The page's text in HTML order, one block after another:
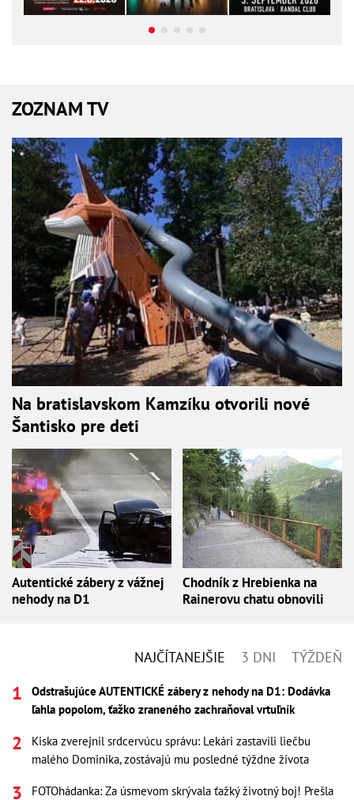
ZOZNAM TV
Na bratislavskom Kamzíku otvorili nové
Šantisko pre deti
Autentické zábery z vážnej
nehody na D1
Chodník z Hrebienka na
Rainerovu chatu obnovili
NAJČÍTANEJŠIE 3 DNI TÝŽDEŇ
Odstrašujúce AUTENTICKÉ zábery z nehody na D1: Dodávka
ľahla popolom, ťažko zraneného zachraňoval vrtuľník
Kiska zverejnil srdcervúcu správu: Lekári zastavili liečbu
malého Dominika, zostávajú mu posledné týždne života
FOTOhádanka: Za úsmevom skrývala ťažký životný boj! Prešla